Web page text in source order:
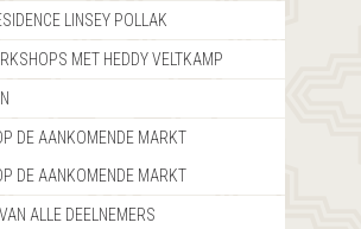
LINSEY POLLAK
MET HEDDY VELTKAMP
DE AANKOMENDE MARKT
DE AANKOMENDE MARKT
ALLE DEELNEMERS